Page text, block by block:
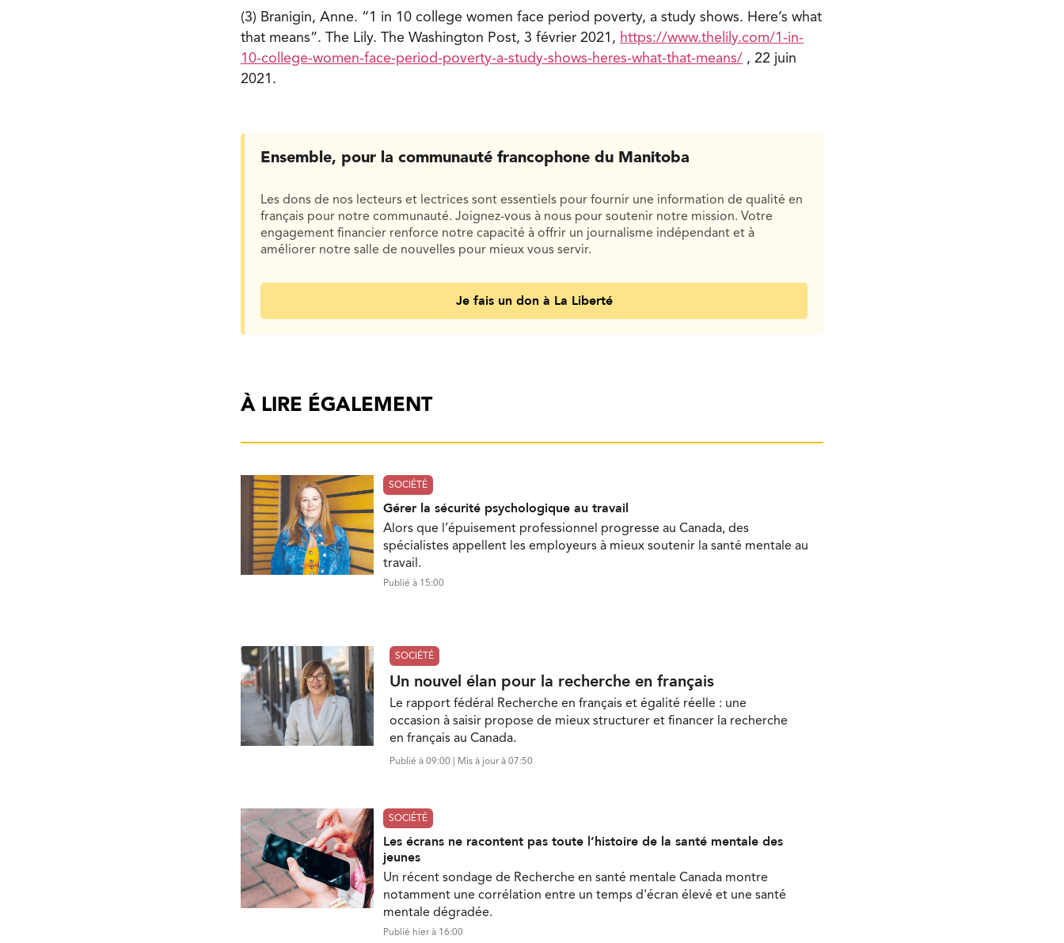
(3) Branigin, Anne. “1 in 10 college women face period poverty, a study shows. Here’s what
that means”. The Lily. The Washington Post, 3 février 2021, https://www.thelily.com/1-in-
10-college-women-face-period-poverty-a-study-shows-heres-what-that-means/ , 22 juin
2021.
Ensemble, pour la communauté francophone du Manitoba
Les dons de nos lecteurs et lectrices sont essentiels pour fournir une information de qualité en
français pour notre communauté. Joignez-vous à nous pour soutenir notre mission. Votre
engagement financier renforce notre capacité à offrir un journalisme indépendant et à
améliorer notre salle de nouvelles pour mieux vous servir.
Je fais un don à La Liberté
À LIRE ÉGALEMENT
SOCIÉTÉ
Gérer la sécurité psychologique au travail
Alors que l’épuisement professionnel progresse au Canada, des
spécialistes appellent les employeurs à mieux soutenir la santé mentale au
travail.
Publié à 15:00
SOCIÉTÉ
Un nouvel élan pour la recherche en français
Le rapport fédéral Recherche en français et égalité réelle : une
occasion à saisir propose de mieux structurer et financer la recherche
en français au Canada.
Publié à 09:00 | Mis à jour à 07:50
SOCIÉTÉ
Les écrans ne racontent pas toute l’histoire de la santé mentale des
jeunes
Un récent sondage de Recherche en santé mentale Canada montre
notamment une corrélation entre un temps d'écran élevé et une santé
mentale dégradée.
Publié hier à 16:00